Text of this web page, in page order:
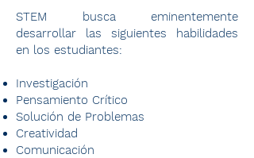
STEM busca eminentemente
desarrollar las siguientes habilidades
en los estudiantes:
Investigación
Pensamiento Crítico
Solución de Problemas
Creatividad
Comunicación